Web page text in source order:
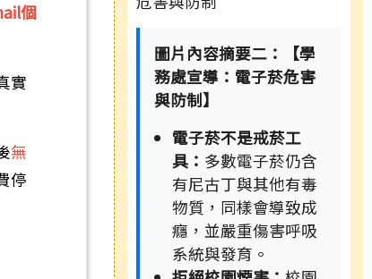
個
實
無
停
圖片內容摘要二：【學
務處宣導：電子菸危害
與防制】
電子菸不是戒菸工
具： 多數電子菸仍含
有尼古丁與其他有毒
物質，同樣會導致成
癮，並嚴重傷害呼吸
系統與發育。